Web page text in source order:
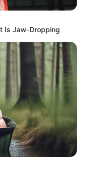
Is Jaw-Dropping